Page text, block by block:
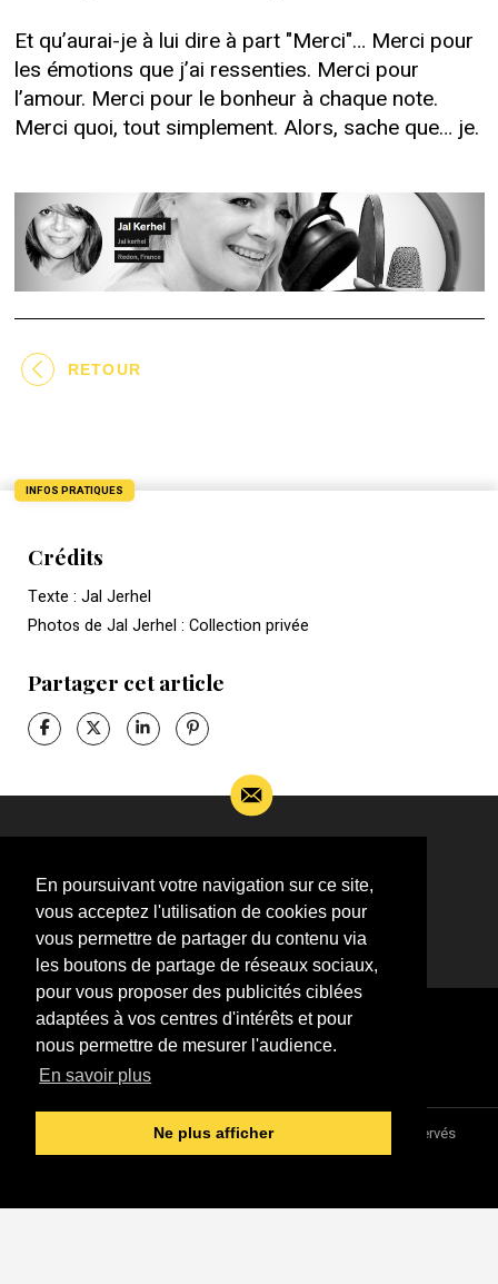
En poursuivant votre navigation sur ce site,
vous acceptez l'utilisation de cookies pour
vous permettre de partager du contenu via
les boutons de partage de réseaux sociaux,
pour vous proposer des publicités ciblées
adaptées à vos centres d'intérêts et pour
nous permettre de mesurer l'audience.
En savoir plus
Ne plus afficher
Et qu’aurai-je à lui dire à part "Merci"… Merci pour
les émotions que j’ai ressenties. Merci pour
l’amour. Merci pour le bonheur à chaque note.
Merci quoi, tout simplement. Alors, sache que… je.
RETOUR
INFOS PRATIQUES
Crédits
Texte : Jal Jerhel
Photos de Jal Jerhel : Collection privée
Partager cet article
complémentaires sur l’actualité de Jean-Jacques
Goldman,
ÉCRIVEZ-MOI !
Association "Parler d'sa vie" © 1997 - 2026 - Tous droits réservés